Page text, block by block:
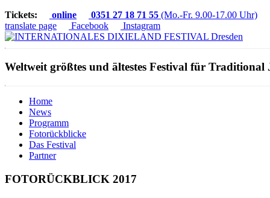
Tickets:
online 0351 27 18 71 55 (Mo.-Fr. 9.00-17.00 Uhr)
translate page
Facebook Instagram
Weltweit größtes und ältestes Festival für Traditional
Home
News
Programm
Fotorückblicke
Das Festival
Partner
FOTO­RÜCKBLICK 2017